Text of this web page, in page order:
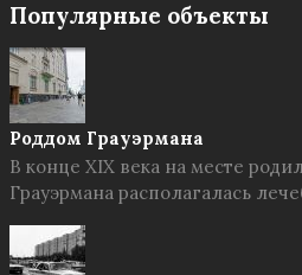
Популярные объекты
Роддом Грауэрмана
В конце XIX века на месте
Грауэрмана располагалась